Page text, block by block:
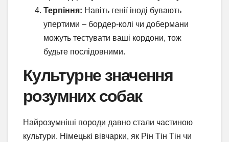
Терпіння: Навіть генії іноді бувають
упертими – бордер-колі чи добермани
можуть тестувати ваші кордони, тож
будьте послідовними.
Культурне значення
розумних собак
Найрозумніші породи давно стали частиною
культури. Німецькі вівчарки, як Рін Тін Тін чи